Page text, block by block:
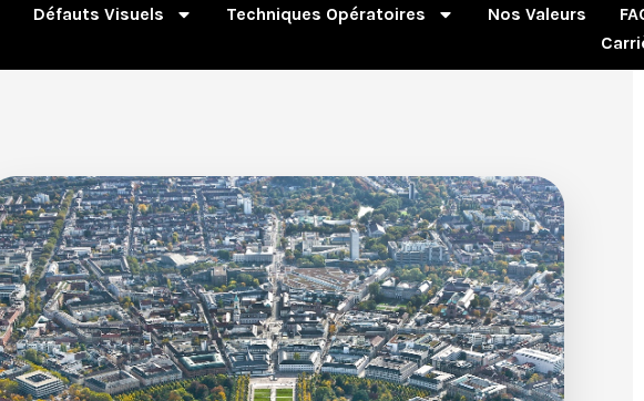
Défauts Visuels Techniques Opératoires Nos Valeurs